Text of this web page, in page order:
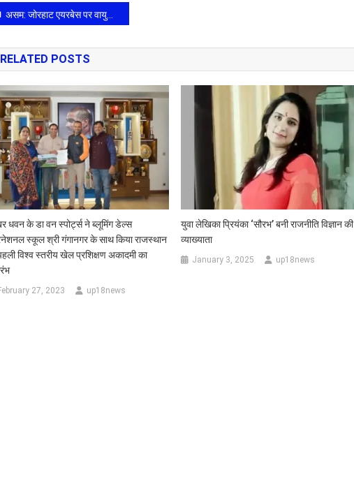
असम: जोरहाट एयरबेस पर वायुसेना का AN-32 विमान दुर्घटनाग्रस्त, पांच जवानों की शहादत से देश स्तब्ध
RELATED POSTS
धवन के डा वन स्पोर्ट्स ने ब्लूमिंग डेल्स
स्कूल श्री गंगानगर के साथ किया राजस्थान
विश्व स्तरीय खेल प्रशिक्षण अकादमी का
27, 2023 up18news
युवा लेखिका प्रियंका ‘सौरभ’ बनी राजनीति विज्ञान की
व्याख्याता
January 3, 2025 up18news